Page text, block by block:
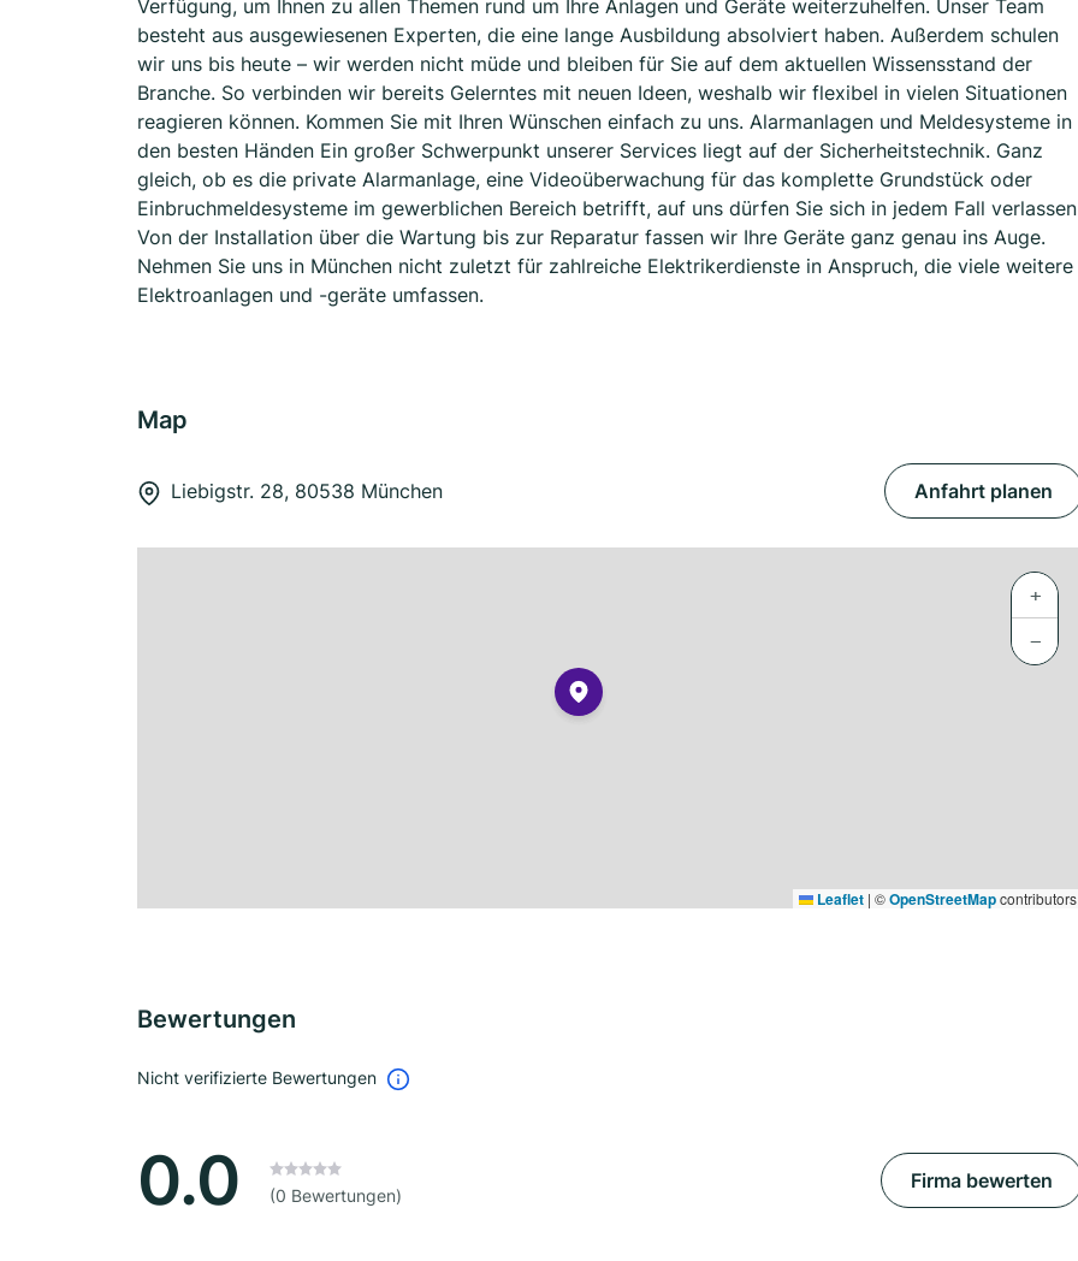
Verfügung, um Ihnen zu allen Themen rund um Ihre Anlagen und Geräte weiterzuhelfen. Unser Team
besteht aus ausgewiesenen Experten, die eine lange Ausbildung absolviert haben. Außerdem schulen
wir uns bis heute – wir werden nicht müde und bleiben für Sie auf dem aktuellen Wissensstand der
Branche. So verbinden wir bereits Gelerntes mit neuen Ideen, weshalb wir flexibel in vielen Situationen
reagieren können. Kommen Sie mit Ihren Wünschen einfach zu uns. Alarmanlagen und Meldesysteme in
den besten Händen Ein großer Schwerpunkt unserer Services liegt auf der Sicherheitstechnik. Ganz
gleich, ob es die private Alarmanlage, eine Videoüberwachung für das komplette Grundstück oder
Einbruchmeldesysteme im gewerblichen Bereich betrifft, auf uns dürfen Sie sich in jedem Fall
Von der Installation über die Wartung bis zur Reparatur fassen wir Ihre Geräte ganz genau ins Auge.
Nehmen Sie uns in München nicht zuletzt für zahlreiche Elektrikerdienste in Anspruch, die viele weitere
Elektroanlagen und -geräte umfassen.
Map
Liebigstr. 28, 80538 München Anfahrt planen
+
−
Leaflet | ©OpenStreetMapcontributors
Bewertungen
Nicht verifizierte Bewertungen
0.0 (0 Bewertungen)
Firma bewerten